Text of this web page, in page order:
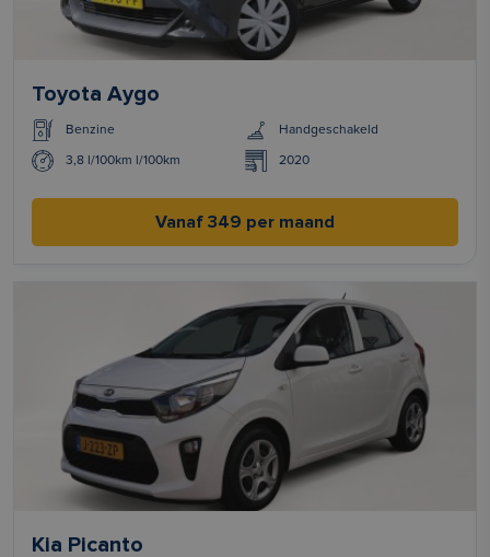
Toyota Aygo
Benzine Handgeschakeld
3,8 l/100km l/100km 2020
Vanaf 349 per maand
Kia Picanto